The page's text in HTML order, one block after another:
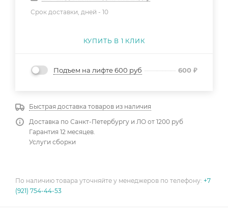
Срок доставки, дней - 10
КУПИТЬ В 1 КЛИК
Подъем на лифте 600 руб 600 ₽
Быстрая доставка товаров из наличия
Доставка по Санкт-Петербургу и ЛО от 1200 руб
Гарантия 12 месяцев.
Услуги сборки
По наличию товара уточняйте у менеджеров по телефону: +7
(921) 754-44-53